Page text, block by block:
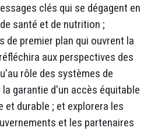
clés qui se dégagent en
santé et de nutrition ;
de premier plan qui ouvrent la
aux perspectives des
rôle des systèmes de
garantie d'un accès équitable
et durable ; et explorera les
et les partenaires